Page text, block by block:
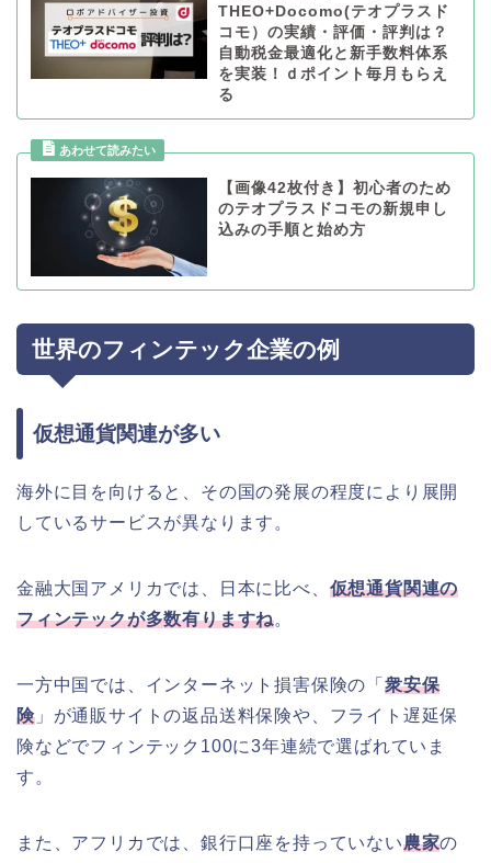
THEO+Docomo(テオプラスド
コモ）の実績・評価・評判は？
自動税金最適化と新手数料体系
を実装！ｄポイント毎月もらえ
る
【画像42枚付き】初心者のため
のテオプラスドコモの新規申し
込みの手順と始め方
世界のフィンテック企業の例
仮想通貨関連が多い
海外に目を向けると、その国の発展の程度により展開
しているサービスが異なります。
金融大国アメリカでは、日本に比べ、 仮想通貨関連の
フィンテックが多数有りますね。
一方中国では、インターネット損害保険の「 衆安保
険」が通販サイトの返品送料保険や、フライト遅延保
険などでフィンテック100に3年連続で選ばれていま
す。
また、アフリカでは、銀行口座を持っていない農家の